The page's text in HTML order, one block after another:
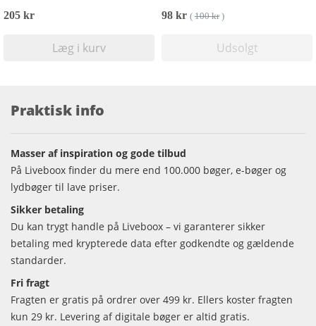
205 kr
Læg i kurv
98 kr ( 100 kr)
Udsolgt
Praktisk info
Masser af inspiration og gode tilbud
På Liveboox finder du mere end 100.000 bøger, e-bøger og
lydbøger til lave priser.
Sikker betaling
Du kan trygt handle på Liveboox – vi garanterer sikker
betaling med krypterede data efter godkendte og gældende
standarder.
Fri fragt
Fragten er gratis på ordrer over 499 kr. Ellers koster fragten
kun 29 kr. Levering af digitale bøger er altid gratis.